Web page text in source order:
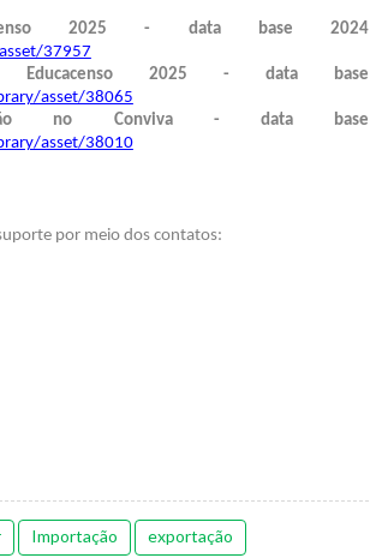
2025 - data base 2024
37957
2025 - data base
asset/38065
no Conviva - data base
asset/38010
por meio dos contatos:
Importação exportação